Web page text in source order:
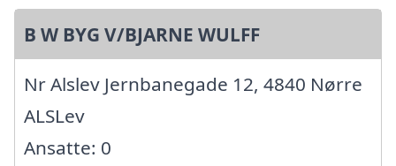
B W BYG V/BJARNE WULFF
Nr Alslev Jernbanegade 12, 4840 Nørre
ALSLev
Ansatte: 0